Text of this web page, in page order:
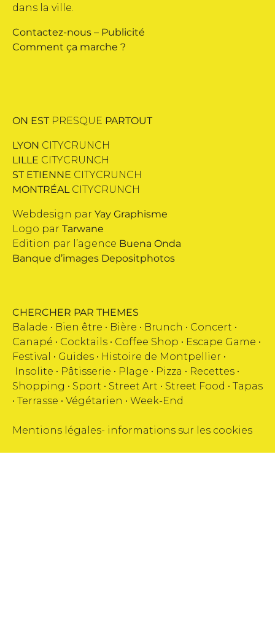
dans la ville.
Contactez-nous – Publicité
Comment ça marche ?
ON EST PRESQUE PARTOUT
LYON CITYCRUNCH
LILLE CITYCRUNCH
ST ETIENNE CITYCRUNCH
MONTRÉALCITYCRUNCH
Webdesign par Yay Graphisme
Logo par Tarwane
Edition par l’agence Buena Onda
Banque d’images Depositphotos
CHERCHER PAR THEMES
Balade • Bien être • Bière • Brunch • Concert •
Canapé • Cocktails • Coffee Shop • Escape Game •
Festival
• Guides • Histoire de Montpellier •
Insolite • Pâtisserie • Plage • Pizza • Recettes •
Shopping • Sport • Street Art • Street Food • Tapas
• Terrasse • Végétarien • Week-End
Mentions légales- informations sur les cookies